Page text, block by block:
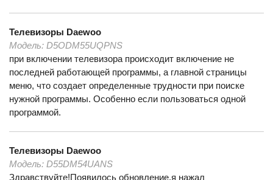
Телевизоры Daewoo
Модель: D5ODM55UQPNS
при включении телевизора происходит включение не
последней работающей программы, а главной страницы
меню, что создает определенные трудности при поиске
нужной программы. Особенно если пользоваться одной
программой.
Телевизоры Daewoo
Модель: D55DM54UANS
Здравствуйте!Появилось обновление,я нажал